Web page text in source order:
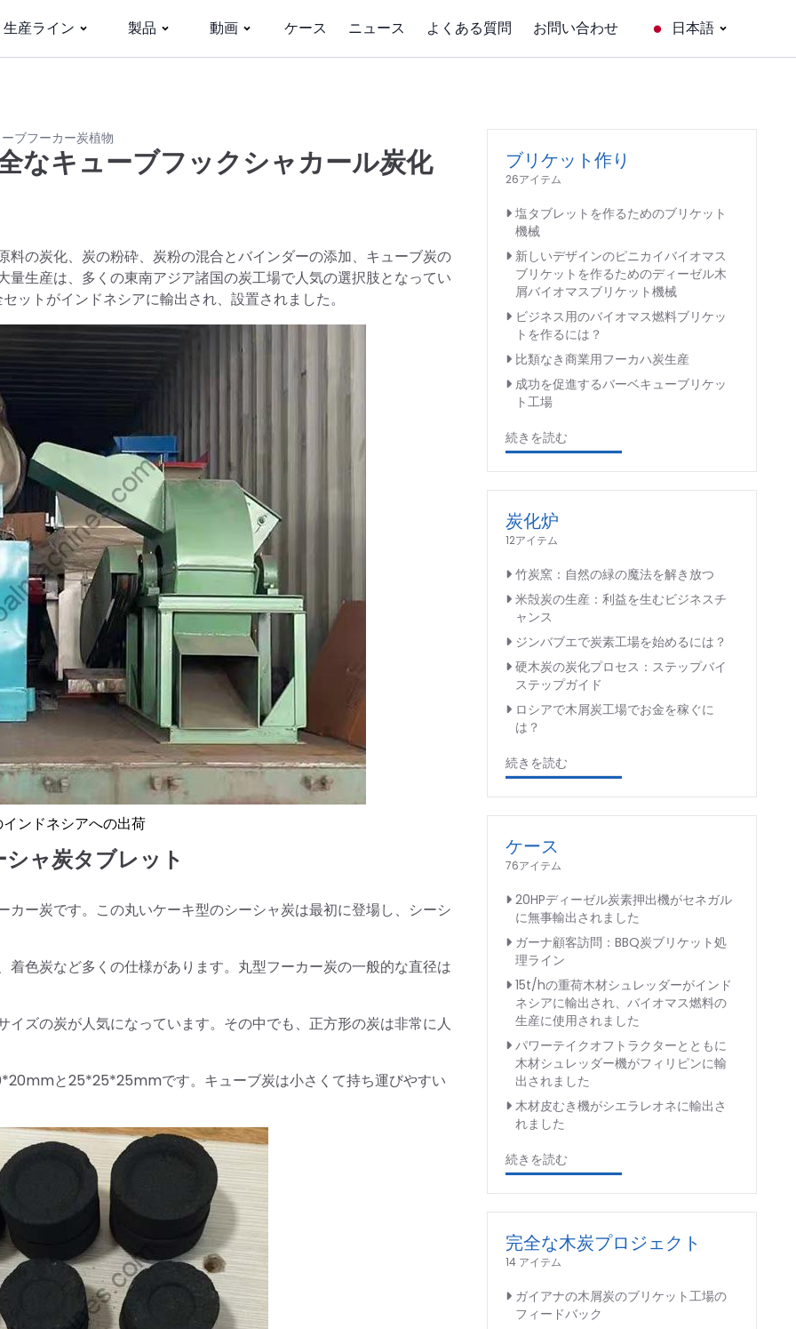
生産ライン 製品 動画 ケース ニュース よくある質問 お問い合わせ 日本語
ブフーカー炭植物
なキューブフックシャカール炭化
の炭化、炭の粉砕、炭粉の混合とバインダーの添加、キューブ炭の
生産は、多くの東南アジア諸国の炭工場で人気の選択肢となってい
ットがインドネシアに輸出され、設置されました。
ンドネシアへの出荷
ャ炭タブレット
ー炭です。この丸いケーキ型のシーシャ炭は最初に登場し、シーシ
色炭など多くの仕様があります。丸型フーカー炭の一般的な直径は
ズの炭が人気になっています。その中でも、正方形の炭は非常に人
と25*25*25mmです。キューブ炭は小さくて持ち運びやすい
ブリケット作り
26アイテム
塩タブレットを作るためのブリケット
機械
新しいデザインのピニカイバイオマス
ブリケットを作るためのディーゼル木
屑バイオマスブリケット機械
ビジネス用のバイオマス燃料ブリケッ
トを作るには？
比類なき商業用フーカハ炭生産
成功を促進するバーベキューブリケッ
ト工場
続きを読む
炭化炉
12アイテム
竹炭窯：自然の緑の魔法を解き放つ
米殻炭の生産：利益を生むビジネスチ
ャンス
ジンバブエで炭素工場を始めるには？
硬木炭の炭化プロセス：ステップバイ
ステップガイド
ロシアで木屑炭工場でお金を稼ぐに
は？
続きを読む
ケース
76アイテム
20HPディーゼル炭素押出機がセネガル
に無事輸出されました
ガーナ顧客訪問：BBQ炭ブリケット処
理ライン
15t/hの重荷木材シュレッダーがインド
ネシアに輸出され、バイオマス燃料の
生産に使用されました
パワーテイクオフトラクターとともに
木材シュレッダー機がフィリピンに輸
出されました
木材皮むき機がシエラレオネに輸出さ
れました
続きを読む
完全な木炭プロジェクト
14 アイテム
ガイアナの木屑炭のブリケット工場の
フィードバック